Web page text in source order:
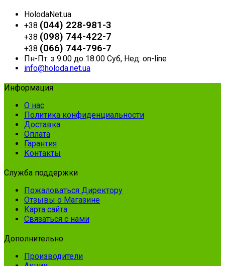
HolodaNet.ua
+38 (044) 228-981-3
+38 (098) 744-422-7
+38 (066) 744-796-7
Пн-Пт: з 9:00 до 18:00 Суб, Нед: on-line
info@holoda.net.ua
Информация
О нас
Политика конфиденциальности
Доставка
Оплата
Гарантия
Контакты
Служба поддержки
Пожаловаться Директору
Отзывы о Магазине
Карта сайта
Связаться с нами
Дополнительно
Производители